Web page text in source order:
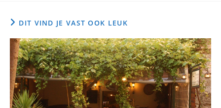
DIT VIND JE VAST OOK LEUK